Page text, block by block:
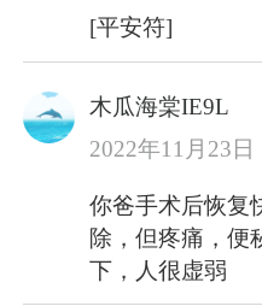
[平安符]
木瓜海棠IE9L
2022年11月23日
你爸手术后恢复
除，但疼痛，便
下，人很虚弱